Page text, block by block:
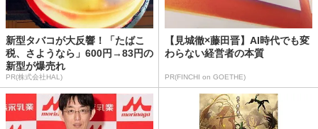
新型タバコが大反響！「たばこ
税、さようなら」600円→83円の
新型が爆売れ
PR(株式会社HAL)
【見城徹×藤田晋】AI時代でも変
わらない経営者の本質
PR(FINCHI on GOETHE)